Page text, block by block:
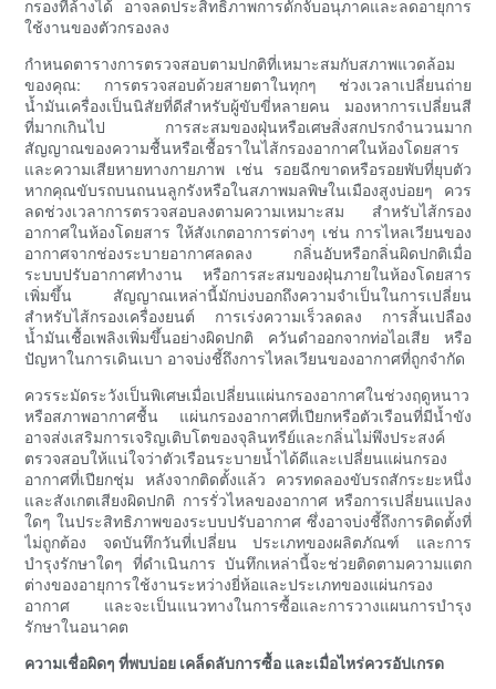
กรองที่ล้างได้ อาจลดประสิทธิภาพการดักจับอนุภาคและลดอายุการ
ใช้งานของตัวกรองลง
กำหนดตารางการตรวจสอบตามปกติที่เหมาะสมกับสภาพแวดล้อม
ของคุณ: การตรวจสอบด้วยสายตาในทุกๆ ช่วงเวลาเปลี่ยนถ่าย
น้ำมันเครื่องเป็นนิสัยที่ดีสำหรับผู้ขับขี่หลายคน มองหาการเปลี่ยนสี
ที่มากเกินไป การสะสมของฝุ่นหรือเศษสิ่งสกปรกจำนวนมาก
สัญญาณของความชื้นหรือเชื้อราในไส้กรองอากาศในห้องโดยสาร
และความเสียหายทางกายภาพ เช่น รอยฉีกขาดหรือรอยพับที่ยุบตัว
หากคุณขับรถบนถนนลูกรังหรือในสภาพมลพิษในเมืองสูงบ่อยๆ ควร
ลดช่วงเวลาการตรวจสอบลงตามความเหมาะสม สำหรับไส้กรอง
อากาศในห้องโดยสาร ให้สังเกตอาการต่างๆ เช่น การไหลเวียนของ
อากาศจากช่องระบายอากาศลดลง กลิ่นอับหรือกลิ่นผิดปกติเมื่อ
ระบบปรับอากาศทำงาน หรือการสะสมของฝุ่นภายในห้องโดยสาร
เพิ่มขึ้น สัญญาณเหล่านี้มักบ่งบอกถึงความจำเป็นในการเปลี่ยน
สำหรับไส้กรองเครื่องยนต์ การเร่งความเร็วลดลง การสิ้นเปลือง
น้ำมันเชื้อเพลิงเพิ่มขึ้นอย่างผิดปกติ ควันดำออกจากท่อไอเสีย หรือ
ปัญหาในการเดินเบา อาจบ่งชี้ถึงการไหลเวียนของอากาศที่ถูกจำกัด
ควรระมัดระวังเป็นพิเศษเมื่อเปลี่ยนแผ่นกรองอากาศในช่วงฤดูหนาว
หรือสภาพอากาศชื้น แผ่นกรองอากาศที่เปียกหรือตัวเรือนที่มีน้ำขัง
อาจส่งเสริมการเจริญเติบโตของจุลินทรีย์และกลิ่นไม่พึงประสงค์
ตรวจสอบให้แน่ใจว่าตัวเรือนระบายน้ำได้ดีและเปลี่ยนแผ่นกรอง
อากาศที่เปียกชุ่ม หลังจากติดตั้งแล้ว ควรทดลองขับรถสักระยะหนึ่ง
และสังเกตเสียงผิดปกติ การรั่วไหลของอากาศ หรือการเปลี่ยนแปลง
ใดๆ ในประสิทธิภาพของระบบปรับอากาศ ซึ่งอาจบ่งชี้ถึงการติดตั้งที่
ไม่ถูกต้อง จดบันทึกวันที่เปลี่ยน ประเภทของผลิตภัณฑ์ และการ
บำรุงรักษาใดๆ ที่ดำเนินการ บันทึกเหล่านี้จะช่วยติดตามความแตก
ต่างของอายุการใช้งานระหว่างยี่ห้อและประเภทของแผ่นกรอง
อากาศ และจะเป็นแนวทางในการซื้อและการวางแผนการบำรุง
รักษาในอนาคต
ความเชื่อผิดๆ ที่พบบ่อย เคล็ดลับการซื้อ และเมื่อไหร่ควรอัปเกรด